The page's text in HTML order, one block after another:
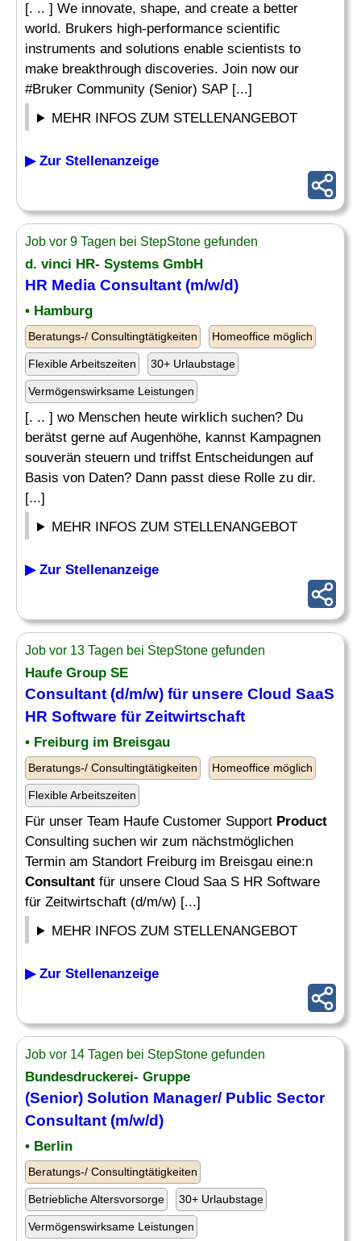
[. .. ] We innovate, shape, and create a better
world. Brukers high-performance scientific
instruments and solutions enable scientists to
make breakthrough discoveries. Join now our
#Bruker Community (Senior) SAP [...]
MEHR INFOS ZUM STELLENANGEBOT
▶ Zur Stellenanzeige
Job vor 9 Tagen bei StepStone gefunden
d. vinci HR- Systems GmbH
HR Media Consultant (m/w/d)
• Hamburg
Beratungs-/ Consultingtätigkeiten Homeoffice möglich
Flexible Arbeitszeiten 30+ Urlaubstage
Vermögenswirksame Leistungen
[. .. ] wo Menschen heute wirklich suchen? Du
berätst gerne auf Augenhöhe, kannst Kampagnen
souverän steuern und triffst Entscheidungen auf
Basis von Daten? Dann passt diese Rolle zu dir.
[...]
MEHR INFOS ZUM STELLENANGEBOT
▶ Zur Stellenanzeige
Job vor 13 Tagen bei StepStone gefunden
Haufe Group SE
Consultant (d/m/w) für unsere Cloud SaaS
HR Software für Zeitwirtschaft
• Freiburg im Breisgau
Beratungs-/ Consultingtätigkeiten Homeoffice möglich
Flexible Arbeitszeiten
Für unser Team Haufe Customer Support Product
Consulting suchen wir zum nächstmöglichen
Termin am Standort Freiburg im Breisgau eine:n
Consultant für unsere Cloud Saa S HR Software
für Zeitwirtschaft (d/m/w) [...]
MEHR INFOS ZUM STELLENANGEBOT
▶ Zur Stellenanzeige
Job vor 14 Tagen bei StepStone gefunden
Bundesdruckerei- Gruppe
(Senior) Solution Manager/ Public Sector
Consultant (m/w/d)
• Berlin
Beratungs-/ Consultingtätigkeiten
Betriebliche Altersvorsorge 30+ Urlaubstage
Vermögenswirksame Leistungen